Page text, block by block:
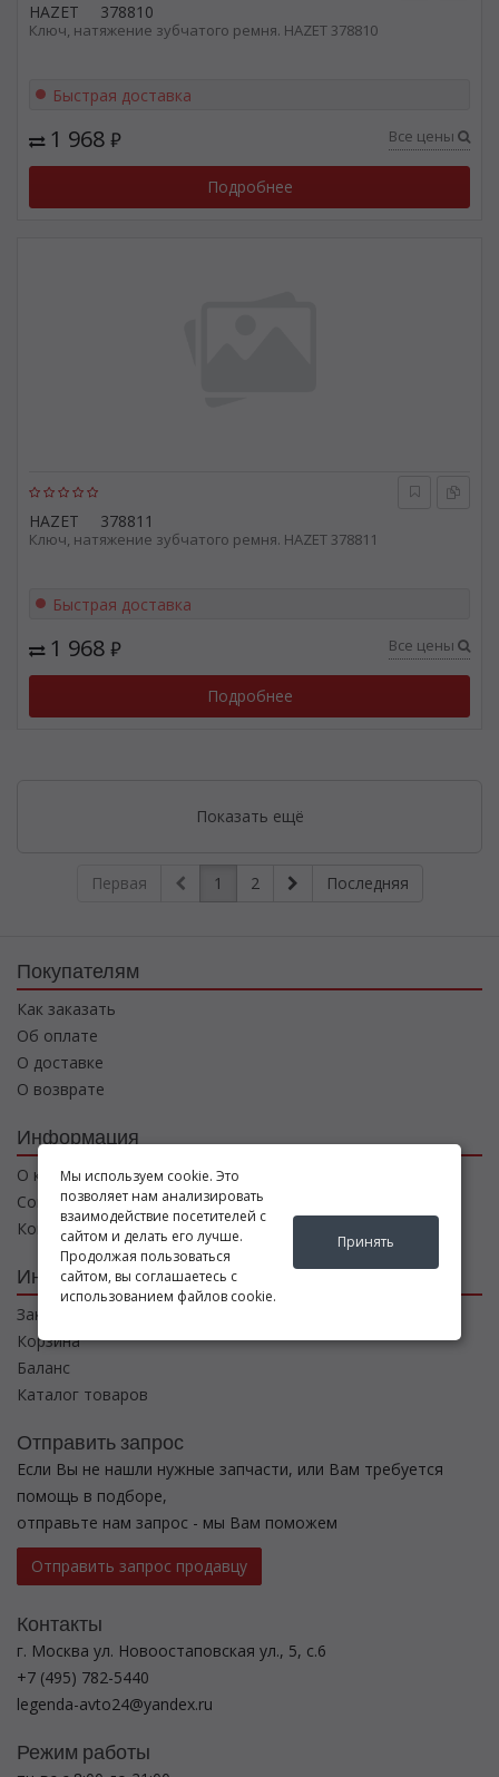
HAZET 378810
Ключ, натяжение зубчатого ремня. HAZET 378810
Быстрая доставка
1 968 ₽ Все цены
Подробнее
HAZET 378811
Ключ, натяжение зубчатого ремня. HAZET 378811
Быстрая доставка
1 968 ₽ Все цены
Подробнее
Показать ещё
Первая 1 2 Последняя
Покупателям
Как заказать
Об оплате
О доставке
О возврате
Информация
О компании
Соглашение
Контакты
Интернет магазин
Заказы
Корзина
Баланс
Каталог товаров
Отправить запрос
Если Вы не нашли нужные запчасти, или Вам требуется
помощь в подборе,
отправьте нам запрос - мы Вам поможем
Отправить запрос продавцу
Контакты
г. Москва ул. Новоостаповская ул., 5, с.6
+7 (495) 782-5440
legenda-avto24@yandex.ru
Режим работы
Мы используем cookie. Это
позволяет нам анализировать
взаимодействие посетителей с
сайтом и делать его лучше.
Продолжая пользоваться
сайтом, вы соглашаетесь с
использованием файлов cookie.
Принять